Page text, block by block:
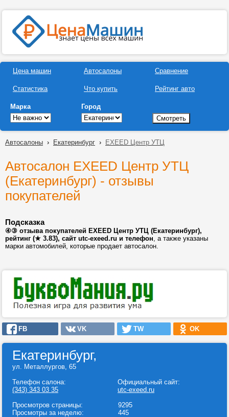
Цена машин
Статистика
Автосалоны
Что купить
Сравнение
Рейтинг авто
Марка Город
Автосалоны › Екатеринбург › EXEED Центр УТЦ
Автосалон EXEED Центр УТЦ
(Екатеринбург) - отзывы
покупателей
Подсказка
④③ отзыва покупателей EXEED Центр УТЦ (Екатеринбург),
рейтинг (★ 3.83), сайт utc-exeed.ru и телефон, а также указаны
марки автомобилей, которые продает автосалон.
FB VK TW OK
Екатеринбург,
ул. Металлургов, 65
Телефон салона:
(343) 343 03 35
Официальный сайт:
utc-exeed.ru
Просмотров страницы:
Просмотры за неделю:
9295
445